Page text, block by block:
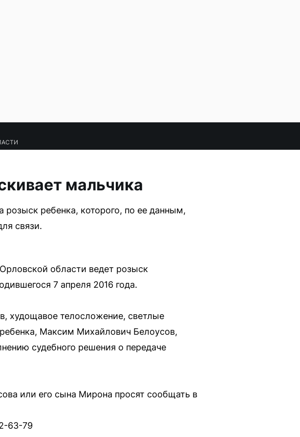
мальчика
ребенка, которого, по ее данным,
связи.
области ведет розыск
7 апреля 2016 года.
худощавое телосложение, светлые
Максим Михайлович Белоусов,
судебного решения о передаче
или его сына Мирона просят сообщать в
63-79